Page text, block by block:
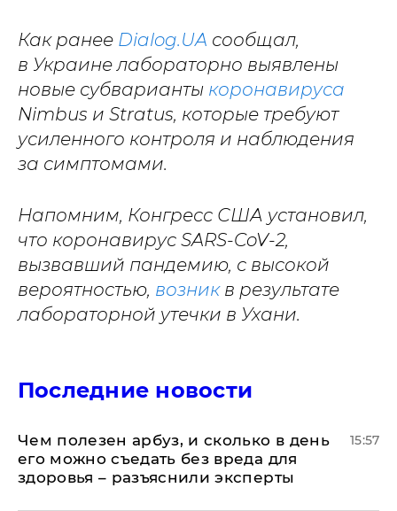
Как ранее Dialog.UA сообщал,
в Украине лабораторно выявлены
новые субварианты коронавируса
Nimbus и Stratus, которые требуют
усиленного контроля и наблюдения
за симптомами.
Напомним, Конгресс США установил,
что коронавирус SARS-CoV-2,
вызвавший пандемию, с высокой
вероятностью, возник в результате
лабораторной утечки в Ухани.
Последние новости
Чем полезен арбуз, и сколько в день
его можно съедать без вреда для
здоровья – разъяснили эксперты
15:57